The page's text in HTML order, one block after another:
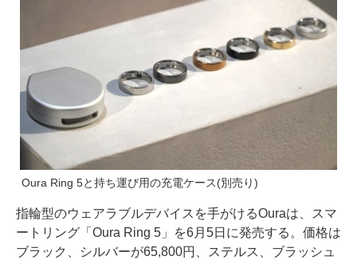
Oura Ring 5と持ち運び用の充電ケース(別売り)
指輪型のウェアラブルデバイスを手がけるOuraは、スマ
ートリング「Oura Ring 5」を6月5日に発売する。価格は
ブラック、シルバーが65,800円、ステルス、ブラッシュ